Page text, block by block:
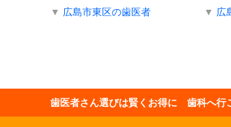
▼ 広島市東区の歯医者 ▼ 広
歯医者さん選びは賢くお得に 歯科へ行